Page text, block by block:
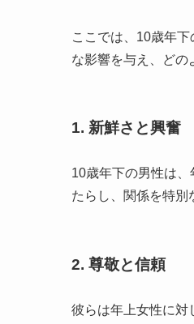
ここでは、10歳年
な影響を与え、どの
1. 新鮮さと興奮
10歳年下の男性は
たらし、関係を特別
2. 尊敬と信頼
彼らは年上女性に対